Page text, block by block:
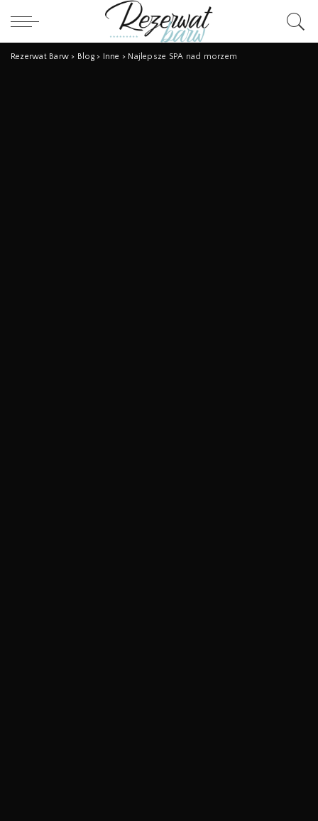
Rezerwat Barw > Blog> Inne > Najlepsze SPA nad morzem